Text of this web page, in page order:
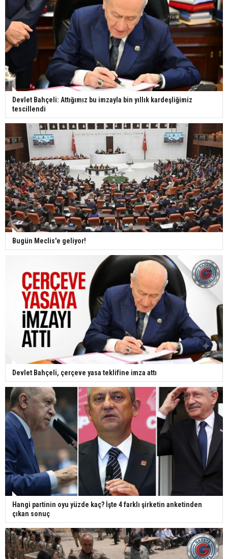
Devlet Bahçeli: Attığımız bu imzayla bin yıllık kardeşliğimiz
tescillendi
Bugün Meclis'e geliyor!
Devlet Bahçeli, çerçeve yasa teklifine imza attı
Hangi partinin oyu yüzde kaç? İşte 4 farklı şirketin anketinden
çıkan sonuç